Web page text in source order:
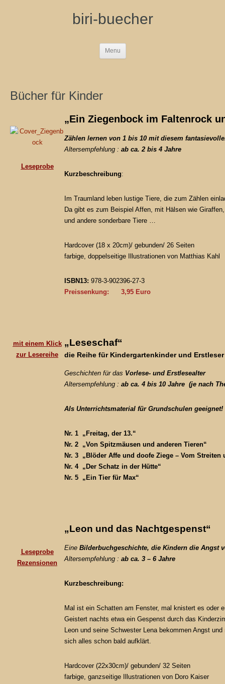
biri-buecher
Menu
Bücher für Kinder
Leseprobe
„Ein Ziegenbock im Faltenrock
Zählen lernen von 1 bis 10 mit diesem f
Altersempfehlung : ab ca. 2 bis 4 Jahre
Kurzbeschreibung:
Im Traumland leben lustige Tiere, die zum Zählen
Da gibt es zum Beispiel Affen, mit Hälsen wie
und andere sonderbare Tiere …
Hardcover (18 x 20cm)/ gebunden/ 26 Seiten
farbige, doppelseitige Illustrationen von Matthias Kahl
ISBN13: 978-3-902396-27-3
Preissenkung:
3,95 Euro
mit einem Klick
zur Lesereihe
„Leseschaf“
die Reihe für Kindergartenkinder und Erstleser
Geschichten für das Vorlese- und Erstlesealter
Altersempfehlung : ab ca. 4 bis 10 Jahre (je nach
Als Unterrichtsmaterial für Grundschulen geeignet!
Nr. 1 „Freitag, der 13.“
Nr. 2 „Von Spitzmäusen und anderen Tieren“
Nr. 3 „Blöder Affe und doofe Ziege – Vom Streiten
Nr. 4 „Der Schatz in der Hütte“
Nr. 5 „Ein Tier für Max“
Leseprobe
Rezensionen
„Leon und das Nachtgespenst“
Eine Bilderbuchgeschichte, die Kindern die Angst
Altersempfehlung : ab ca. 3 – 6 Jahre
Kurzbeschreibung:
Mal ist ein Schatten am Fenster, mal knistert es oder
Geistert nachts etwa ein Gespenst durch das
Leon und seine Schwester Lena bekommen Angst
sich alles schon bald aufklärt.
Hardcover (22x30cm)/ gebunden/ 32 Seiten
farbige, ganzseitige Illustrationen von Doro Kaiser